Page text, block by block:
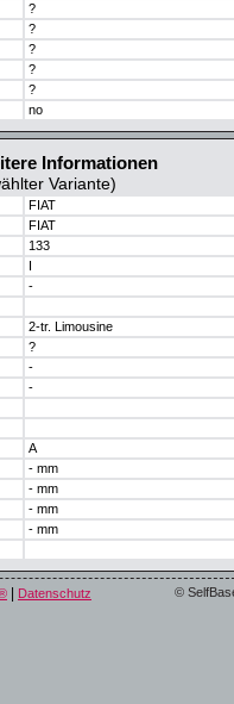
?
?
?
?
?
no
Informationen
Variante)
FIAT
FIAT
133
I
-
2-tr. Limousine
?
-
-
A
- mm
- mm
- mm
- mm
Datenschutz ©